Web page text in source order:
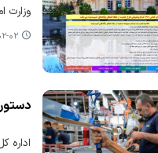
وزارت
۱۴۰۵-
اداره